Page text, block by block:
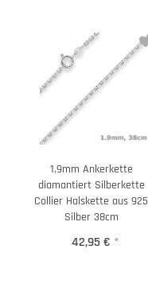
1,9mm Ankerkette
diamantiert Silberkette
Collier Halskette aus 925
Silber 38cm
42,95 € *